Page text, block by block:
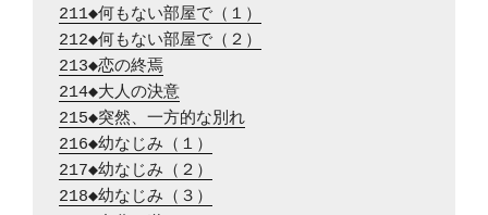
211◆何もない部屋で（１）
212◆何もない部屋で（２）
213◆恋の終焉
214◆大人の決意
215◆突然、一方的な別れ
216◆幼なじみ（１）
217◆幼なじみ（２）
218◆幼なじみ（３）